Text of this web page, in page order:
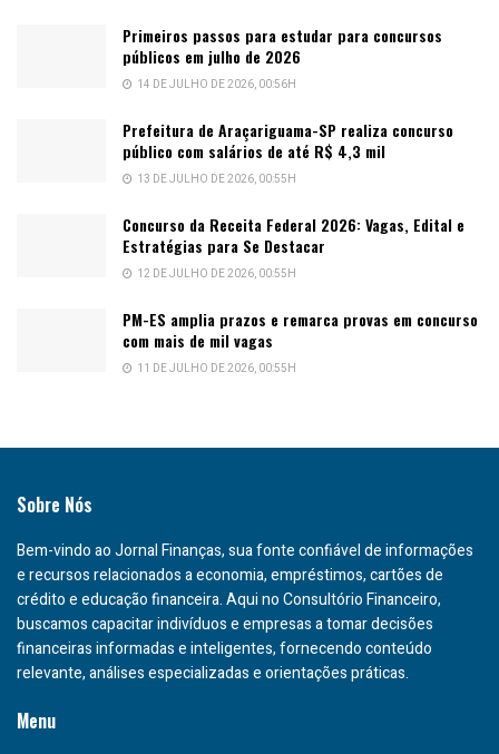
Primeiros passos para estudar para concursos
públicos em julho de 2026
14 DE JULHO DE 2026, 00:56H
Prefeitura de Araçariguama-SP realiza concurso
público com salários de até R$ 4,3 mil
13 DE JULHO DE 2026, 00:55H
Concurso da Receita Federal 2026: Vagas, Edital e
Estratégias para Se Destacar
12 DE JULHO DE 2026, 00:55H
PM-ES amplia prazos e remarca provas em concurso
com mais de mil vagas
11 DE JULHO DE 2026, 00:55H
Sobre Nós
Bem-vindo ao Jornal Finanças, sua fonte confiável de informações
e recursos relacionados a economia, empréstimos, cartões de
crédito e educação financeira. Aqui no Consultório Financeiro,
buscamos capacitar indivíduos e empresas a tomar decisões
financeiras informadas e inteligentes, fornecendo conteúdo
relevante, análises especializadas e orientações práticas.
Menu